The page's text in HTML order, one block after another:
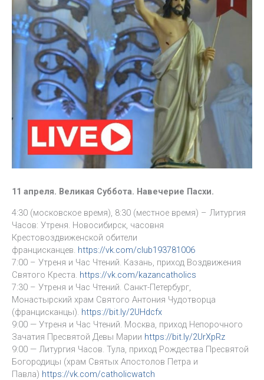
11 апреля. Великая Суббота. Навечерие Пасхи.
4:30 (московское время), 8:30 (местное время) – Литургия
Часов: Утреня. Новосибирск, часовня
Крестовоздвиженской обители
францисканцев. https://vk.com/club193781006
7:00 – Утреня и Час Чтений. Казань, приход Воздвижения
Святого Креста. https://vk.com/kazancatholics
7:30 – Утреня и Час Чтений. Санкт-Петербург,
Монастырский храм Святого Антония Чудотворца
(францисканцы). https://bit.ly/2UHdcfx
9:00 — Утреня и Час Чтений. Москва, приход Непорочного
Зачатия Пресвятой Девы Марии https://bit.ly/2UrXpRz
9:00 — Литургия Часов. Тула, приход Рождества Пресвятой
Богородицы (храм Святых Апостолов Петра и
Павла) https://vk.com/catholicwatch